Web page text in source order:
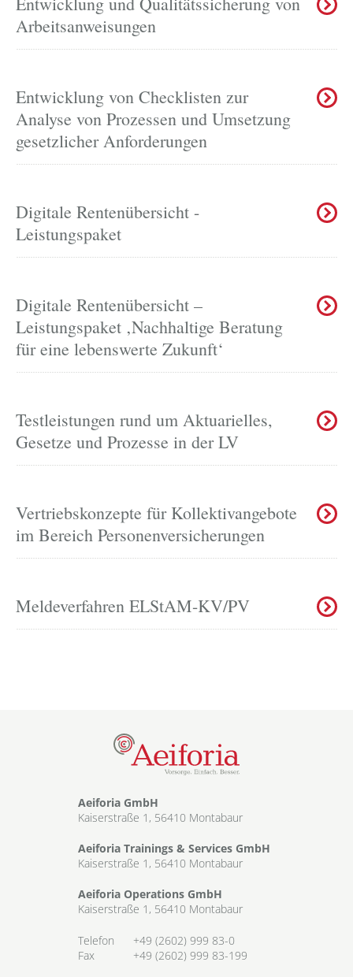
Arbeitsanweisungen
Entwicklung von Checklisten zur
Analyse von Prozessen und Umsetzung
gesetzlicher Anforderungen
Digitale Rentenübersicht -
Leistungspaket
Digitale Rentenübersicht –
Leistungspaket ‚Nachhaltige Beratung
für eine lebenswerte Zukunft‘
Testleistungen rund um Aktuarielles,
Gesetze und Prozesse in der LV
Vertriebskonzepte für Kollektivangebote
im Bereich Personenversicherungen
Meldeverfahren ELStAM-KV/PV
Aeiforia GmbH
Kaiserstraße 1, 56410 Montabaur
Aeiforia Trainings & Services GmbH
Kaiserstraße 1, 56410 Montabaur
Aeiforia Operations GmbH
Kaiserstraße 1, 56410 Montabaur
Telefon
+49 (2602) 999 83-0
Fax
+49 (2602) 999 83-199